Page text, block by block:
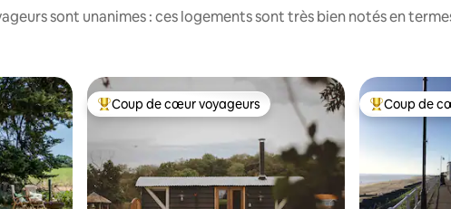
sont unanimes : ces logements sont très bien notés en
appréciés Coups de cœur voyageurs les plus appréciés
Coup de cœur voyageurs Coups de
Coup de